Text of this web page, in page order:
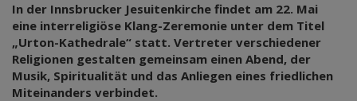
In der Innsbrucker Jesuitenkirche findet am 22. Mai
eine interreligiöse Klang-Zeremonie unter dem Titel
„Urton-Kathedrale“ statt. Vertreter verschiedener
Religionen gestalten gemeinsam einen Abend, der
Musik, Spiritualität und das Anliegen eines friedlichen
Miteinanders verbindet.